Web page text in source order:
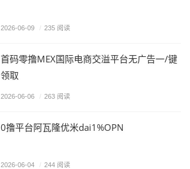
2026-06-09 / 235 阅读
首码零撸MEX国际电商交溢平台无广告一/键
领取
2026-06-06 / 263 阅读
0撸平台阿瓦隆优米dai1%OPN
2026-06-04 / 244 阅读